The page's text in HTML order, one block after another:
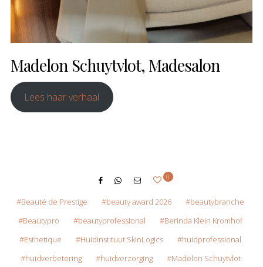
Madelon Schuytvlot, Madesalon
Lees haar verhaal
0
Beauté de Prestige beauty award 2026
beautybranche
Beautypro
beautyprofessional
Berinda Klein Kromhof
Esthetique
Huidinstituut SkinLogics
huidprofessional
huidverbetering
huidverzorging
Madelon Schuytvlot